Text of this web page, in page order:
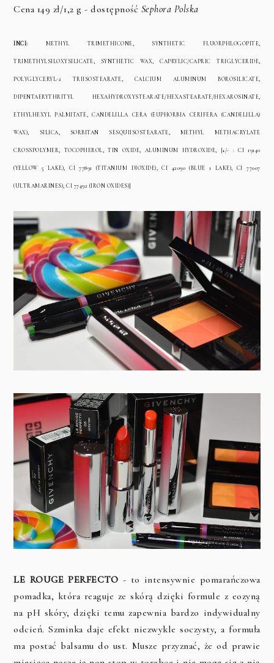
Cena 149 zł/1,2 g - dostępność Sephora Polska
INCI: METHYL TRIMETHICONE, SYNTHETIC FLUORPHLOGOPITE,
TRIMETHYLSILOXYSILICATE, SYNTHETIC WAX, CAPRYLIC/CAPRIC TRIGLYCERIDE,
POLYGLYCERYL-2 TRIISOSTEARATE, CALCIUM ALUMINUM BOROSILICATE,
DIPENTAERYTHRITYL HEXAHYDROXYSTEARATE/HEXASTEARATE/HEXAROSINATE,
ETHYLHEXYL PALMITATE, CANDELILLA CERA (EUPHORBIA CERIFERA (CANDELILLA)
WAX), SILICA, SORBITAN SESQUIISOSTEARATE, METHYL METHACRYLATE
CROSSPOLYMER, TOCOPHEROL, TIN OXIDE, ALUMINUM HYDROXIDE, [+/- : CI 19140
(YELLOW 5 LAKE), CI 77891 (TITANIUM DIOXIDE), CI 42090 (BLUE 1 LAKE), CI 77007
(ULTRAMARINES), CI 77492 (IRON OXIDES)]
LE ROUGE PERFECTO - to intensywnie pomarańczowa
pomadka, która reaguje ze skórą dzięki formule z eozyną
na pH skóry, dzięki temu zapewnia bardzo indywidualny
odcień. Szminka daje efekt niezwykle soczysty, a formuła
ma postać balsamu do ust. Musze przyznać, że od prawie